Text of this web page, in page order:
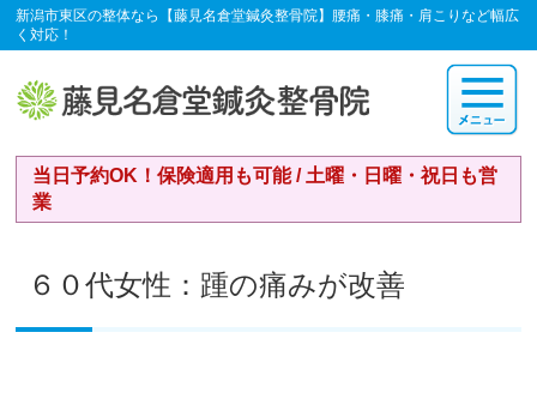
新潟市東区の整体なら【藤見名倉堂鍼灸整骨院】腰痛・膝痛・肩こりなど幅広
く対応！
当日予約OK！保険適用も可能 / 土曜・日曜・祝日も営
業
６０代女性：踵の痛みが改善